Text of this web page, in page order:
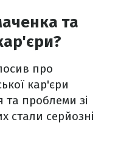
та
про
кар'єри
та проблеми зі
стали серйозні